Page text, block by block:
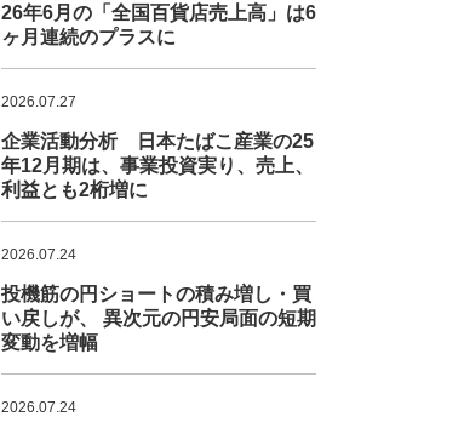
26年6月の「全国百貨店売上高」は6
ヶ月連続のプラスに
2026.07.27
企業活動分析 日本たばこ産業の25
年12月期は、事業投資実り、売上、
利益とも2桁増に
2026.07.24
投機筋の円ショートの積み増し・買
い戻しが、 異次元の円安局面の短期
変動を増幅
2026.07.24